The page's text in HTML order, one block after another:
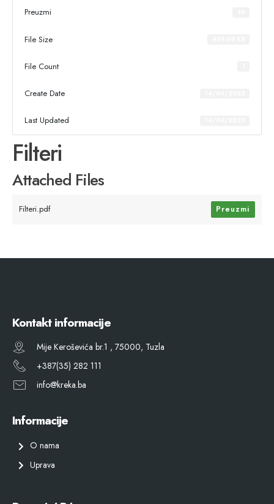
Preuzmi
File Size
File Count
Create Date
Last Updated
Filteri
Attached Files
Filteri.pdf Preuzmi
Kontakt informacije
Mije Keroševića br.1 , 75000, Tuzla
+387(35) 282 111
info@kreka.ba
Informacije
O nama
Uprava